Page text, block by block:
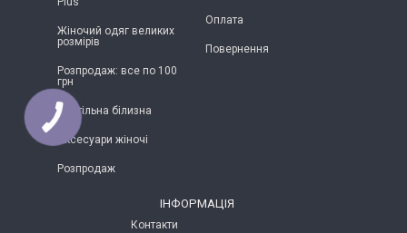
Жіночий одяг великих
розмірів
Розпродаж: все по 100
грн
Постільна білизна
Аксесуари жіночі
Розпродаж
Оплата
Повернення
ІНФОРМАЦІЯ
Контакти